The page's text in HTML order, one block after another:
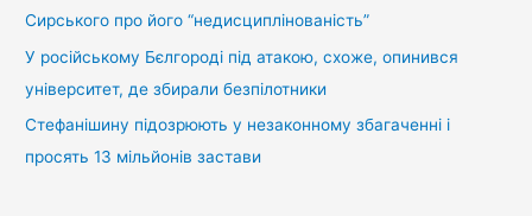
Сирського про його “недисциплінованість”
У російському Бєлгороді під атакою, схоже, опинився
університет, де збирали безпілотники
Стефанішину підозрюють у незаконному збагаченні і
просять 13 мільйонів застави